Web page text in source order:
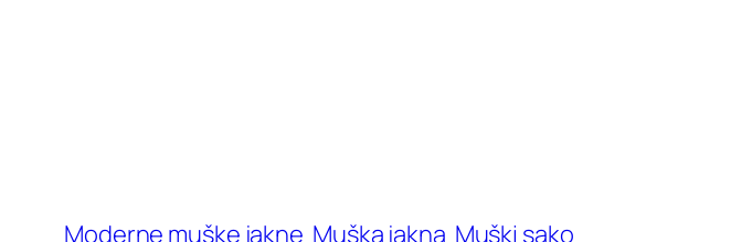
Moderne muške jakne Muška jakna Muški sako